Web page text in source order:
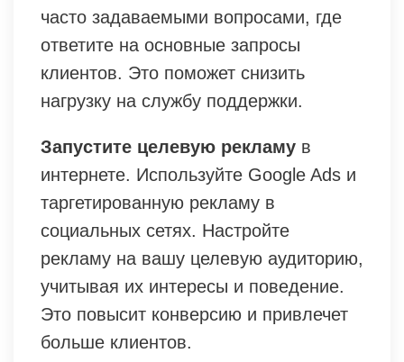
часто задаваемыми вопросами, где
ответите на основные запросы
клиентов. Это поможет снизить
нагрузку на службу поддержки.
Запустите целевую рекламу в
интернете. Используйте Google Ads и
таргетированную рекламу в
социальных сетях. Настройте
рекламу на вашу целевую аудиторию,
учитывая их интересы и поведение.
Это повысит конверсию и привлечет
больше клиентов.